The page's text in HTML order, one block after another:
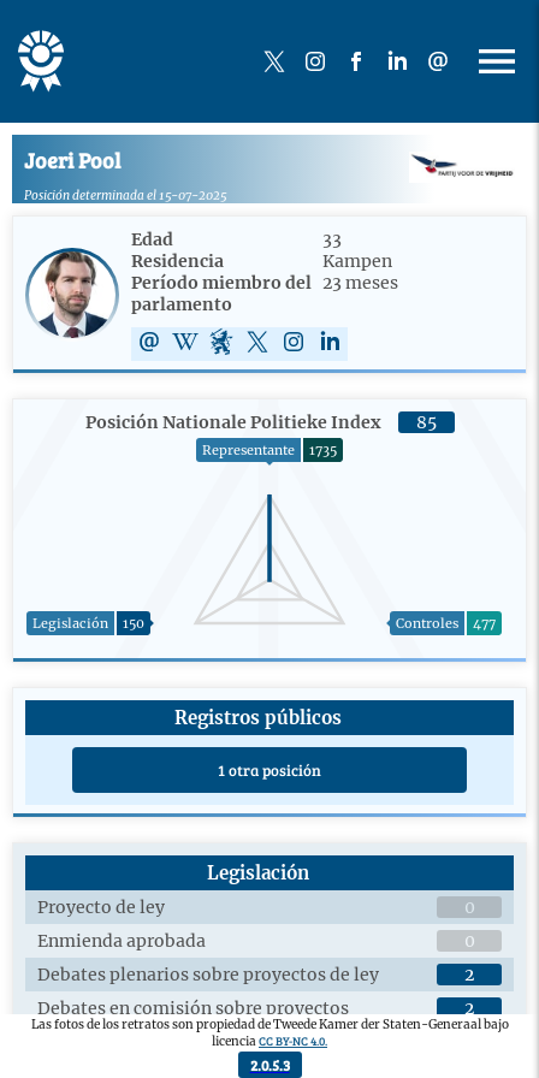
Joeri Pool
Posición determinada el 15-07-2025
Edad
33
Residencia
Kampen
Período miembro del
parlamento
23 meses
Posición Nationale Politieke Index 85
Legislación 150
Representante 1735
Controles 477
Registros públicos
1 otra posición
Legislación
Proyecto de ley
0
Enmienda aprobada
0
Debates plenarios sobre proyectos de ley
2
Debates en comisión sobre proyectos
legislativos
2
Las fotos de los retratos son propiedad de Tweede Kamer der Staten-Generaal bajo
licenciaCC BY-NC 4.0.
2.0.5.3